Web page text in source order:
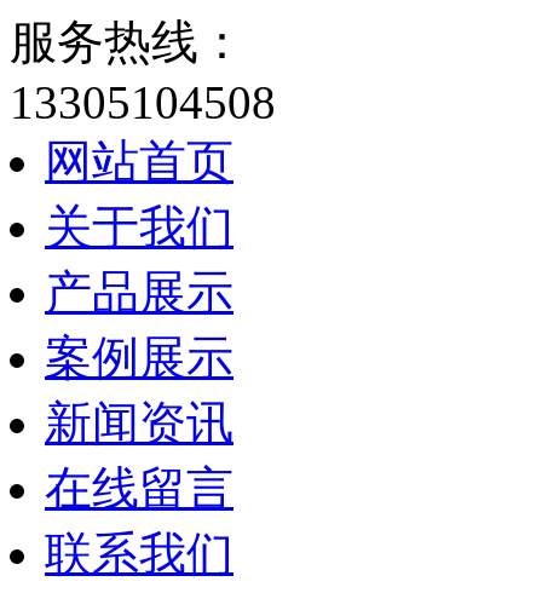
服务热线：
13305104508
网站首页
关于我们
产品展示
案例展示
新闻资讯
在线留言
联系我们